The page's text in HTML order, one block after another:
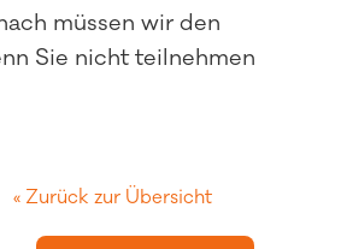
müssen wir den
Sie nicht teilnehmen
« Zurück zur Übersicht